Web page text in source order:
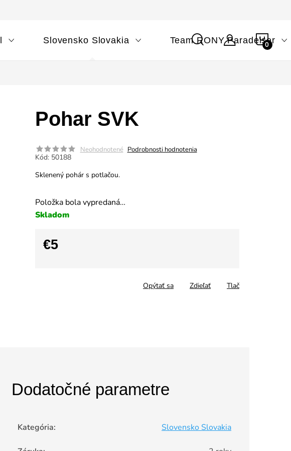
Slovensko Slovakia Team RONY Paradeiser
Pohar SVK
Neohodnotené Podrobnosti hodnotenia
Kód: 50188
Sklenený pohár s potlačou.
Položka bola vypredaná…
Skladom
€5
Tlač
Opýtať sa Zdieľať
Dodatočné parametre
Kategória: Slovensko Slovakia